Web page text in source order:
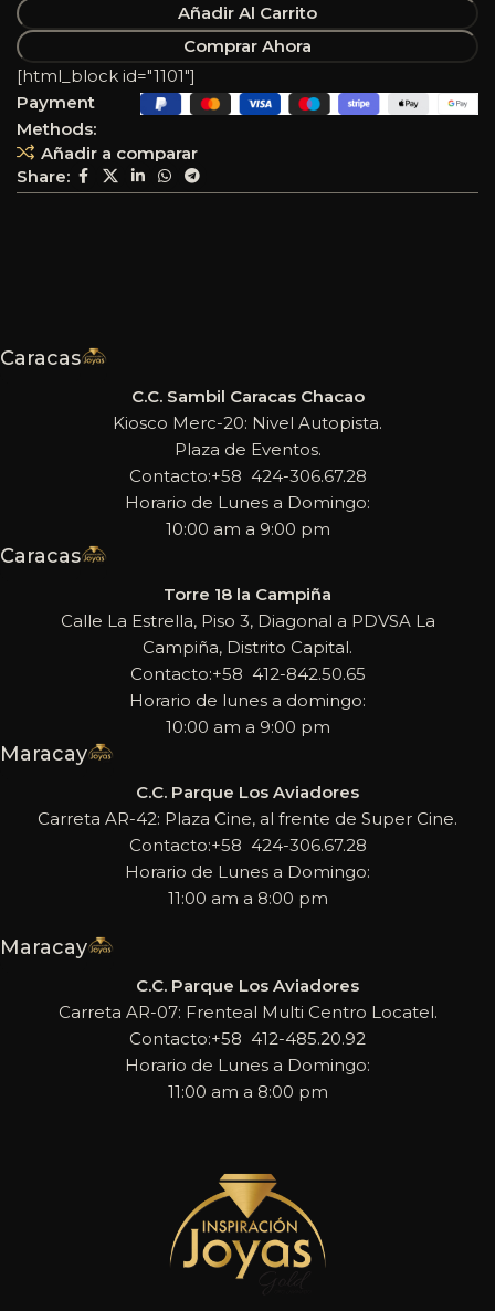
Añadir Al Carrito
Comprar Ahora
Añadir a comparar
Share:
[html_block id="1101"]
Payment
Methods:
Caracas
C.C. Sambil Caracas Chacao
Kiosco Merc-20: Nivel Autopista.
Plaza de Eventos.
Contacto:+58 424-306.67.28
Horario de Lunes a Domingo:
10:00 am a 9:00 pm
Caracas
Torre 18 la Campiña
Calle La Estrella, Piso 3, Diagonal a PDVSA La
Campiña, Distrito Capital.
Contacto:+58 412-842.50.65
Horario de lunes a domingo:
10:00 am a 9:00 pm
Maracay
C.C. Parque Los Aviadores
Carreta AR-42: Plaza Cine, al frente de Super Cine.
Contacto:+58 424-306.67.28
Horario de Lunes a Domingo:
11:00 am a 8:00 pm
Maracay
C.C. Parque Los Aviadores
Carreta AR-07: Frenteal Multi Centro Locatel.
Contacto:+58 412-485.20.92
Horario de Lunes a Domingo:
11:00 am a 8:00 pm